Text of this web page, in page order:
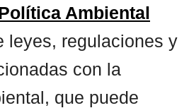
Ambiental
leyes, regulaciones y
con la
que puede